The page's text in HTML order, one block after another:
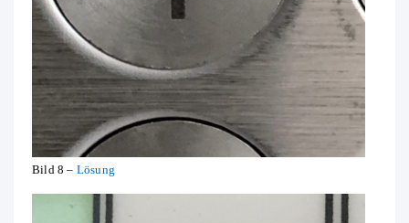
Bild 8 – Lösung